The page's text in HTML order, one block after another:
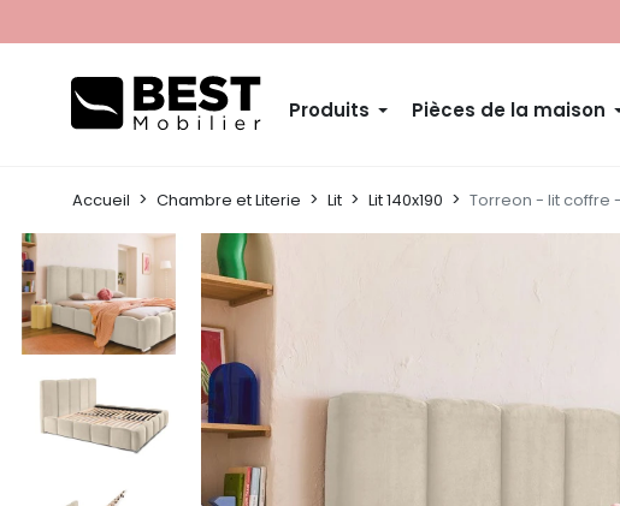
Produits Pièces de la maison
Accueil Chambre et Literie Lit Lit 140x190 Torreon - lit coffre